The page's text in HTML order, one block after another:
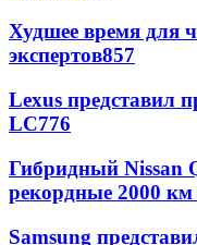
Худшее время для
экспертов857
Lexus представил
LC776
Гибридный Nissan
рекордные 2000
Samsung